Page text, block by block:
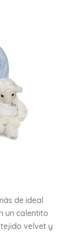
de ideal
un calentito
velvet y